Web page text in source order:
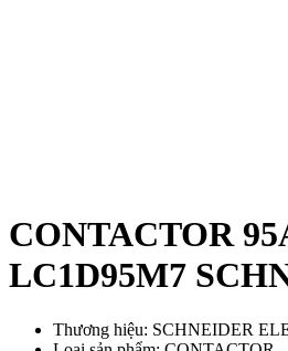
CONTACTOR
LC1D95M7
Thương hiệu: SCHNEIDER